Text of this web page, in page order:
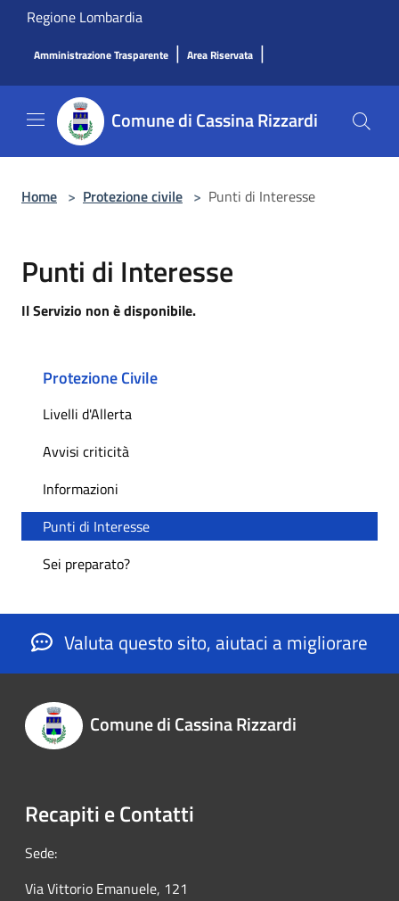
Salta al contenuto principale
Regione Lombardia
Amministrazione Trasparente | Area Riservata |
Comune di Cassina Rizzardi
Home > Protezione civile > Punti di Interesse
Punti di Interesse
Il Servizio non è disponibile.
Protezione Civile
Livelli d'Allerta
Avvisi criticità
Informazioni
Punti di Interesse
Sei preparato?
Valuta questo sito, aiutaci a migliorare
Comune di Cassina Rizzardi
Recapiti e Contatti
Sede:
Via Vittorio Emanuele, 121